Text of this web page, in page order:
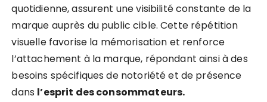
quotidienne, assurent une visibilité constante de la
marque auprès du public cible. Cette répétition
visuelle favorise la mémorisation et renforce
l’attachement à la marque, répondant ainsi à des
besoins spécifiques de notoriété et de présence
dans l’esprit des consommateurs.